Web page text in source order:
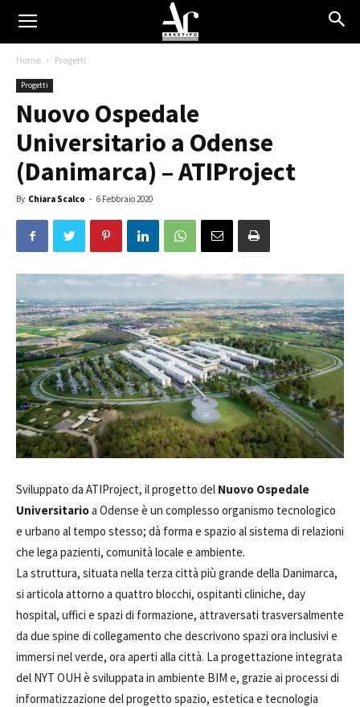
Home Progetti
Progetti
Nuovo Ospedale
Universitario a Odense
(Danimarca) – ATIProject
By Chiara Scalco - 6 Febbraio 2020
Sviluppato da ATIProject, il progetto del Nuovo Ospedale
Universitarioa Odense è un complesso organismo tecnologico
e urbano al tempo stesso; dà forma e spazio al sistema di relazioni
che lega pazienti, comunità locale e ambiente.
La struttura, situata nella terza città più grande della Danimarca,
si articola attorno a quattro blocchi, ospitanti cliniche, day
hospital, uffici e spazi di formazione, attraversati trasversalmente
da due spine di collegamento che descrivono spazi ora inclusivi e
immersi nel verde, ora aperti alla città. La progettazione integrata
del NYT OUH è sviluppata in ambiente BIM e, grazie ai processi di
informatizzazione del progetto spazio, estetica e tecnologia